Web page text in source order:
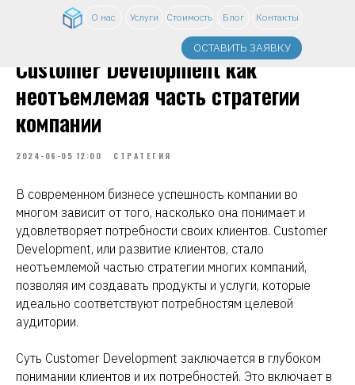
О нас Услуги Блог Контакты
ОСТАВИТЬ ЗАЯВКУ
Стоимость
Customer Development как
неотъемлемая часть стратегии
компании
2024-06-05 12:00 СТРАТЕГИЯ
В современном бизнесе успешность компании во
многом зависит от того, насколько она понимает и
удовлетворяет потребности своих клиентов. Customer
Development, или развитие клиентов, стало
неотъемлемой частью стратегии многих компаний,
позволяя им создавать продукты и услуги, которые
идеально соответствуют потребностям целевой
аудитории.
Суть Customer Development заключается в глубоком
понимании клиентов и их потребностей. Это включает в